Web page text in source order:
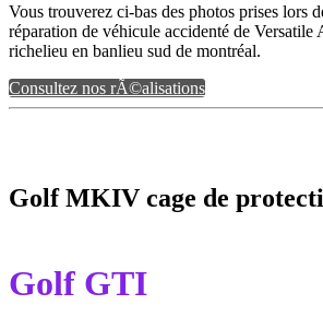
Vous trouverez ci-bas des photos prises lors
réparation de véhicule accidenté de Versatile
richelieu en banlieu sud de montréal.
Consultez nos rÃ©alisations
Golf MKIV cage de
Golf GTI